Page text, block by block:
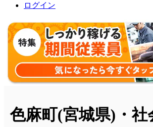
ログイン
色麻町(宮城県)・社